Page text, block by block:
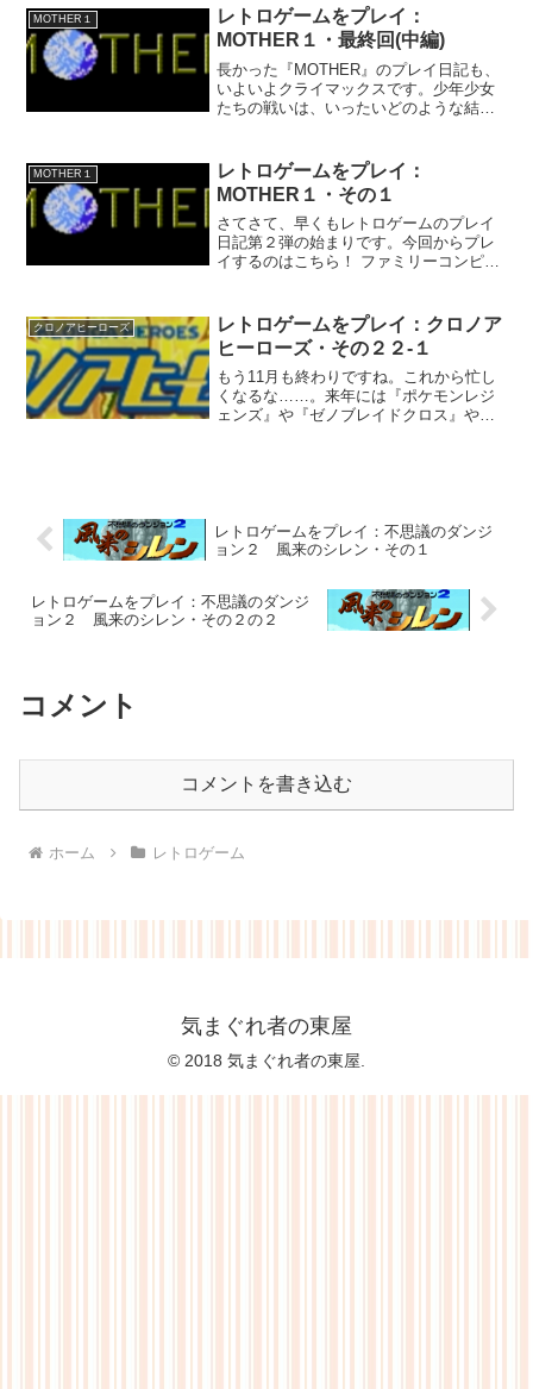
したね、ホント。クリア後に加入する隠
しヒーローまでいるから、ま...
MOTHER１
レトロゲームをプレイ：
MOTHER１・最終回(中編)
長かった『MOTHER』のプレイ日記も、
いよいよクライマックスです。少年少女
たちの戦いは、いったいどのような結末
遺した『メロディー』を心に刻んだ瞬
間、ニンテンたちは『...
MOTHER１
レトロゲームをプレイ：
MOTHER１・その１
さてさて、早くもレトロゲームのプレイ
日記第２弾の始まりです。今回からプレ
イするのはこちら！ ファミリーコンピュ
箱・説明書ありの完品でした。 本当に、
これは良い作品なん...
クロノアヒーローズ
レトロゲームをプレイ：クロノア
ヒーローズ・その２２-１
もう11月も終わりですね。これから忙し
くなるな……。来年には『ポケモンレジ
ェンズ』や『ゼノブレイドクロス』や
レトロゲームをプレイ：不思議のダンジ
ョン２ 風来のシレン・その１
レトロゲームをプレイ：不思議のダンジ
ョン２ 風来のシレン・その２の２
コメント
コメントを書き込む
ホーム レトロゲーム
気まぐれ者の東屋
© 2018 気まぐれ者の東屋.